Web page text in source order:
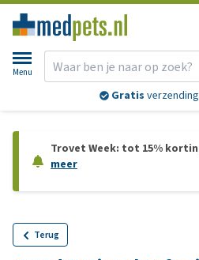
Menu
Gratis
Trovet Week: tot 15%
meer
Terug